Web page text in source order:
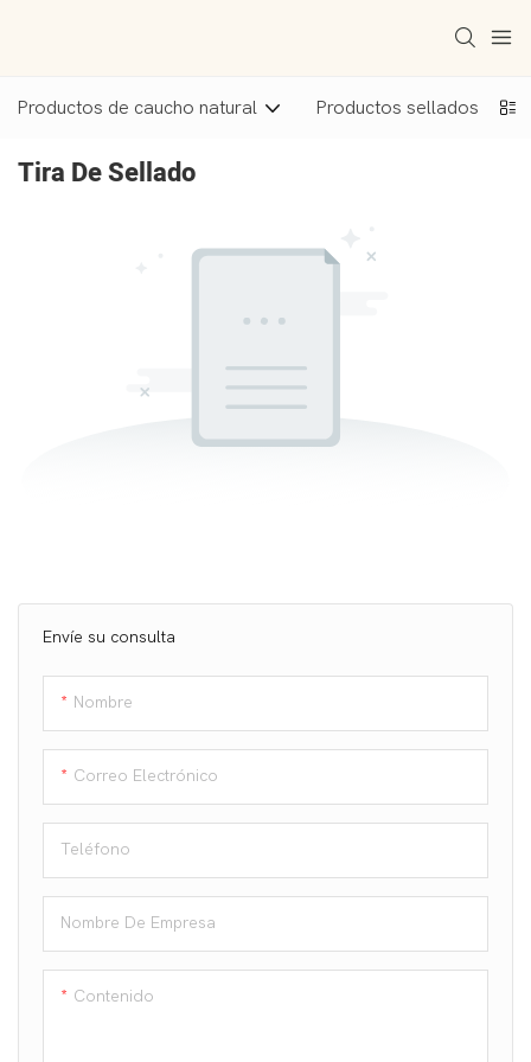
Productos de caucho natural Productos sellados
Tira De Sellado
Envíe su consulta
Nombre
Correo Electrónico
Teléfono
Nombre De Empresa
Contenido